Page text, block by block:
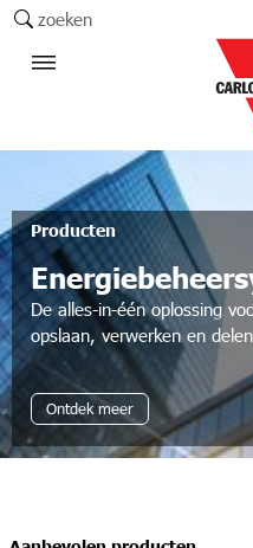
zoeken
Producten
De alles-in-één oplossing
opslaan, verwerken en
Ontdek meer